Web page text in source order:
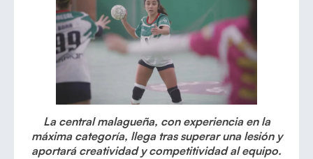
La central malagueña, con experiencia en la
máxima categoría, llega tras superar una lesión y
aportará creatividad y competitividad al equipo.